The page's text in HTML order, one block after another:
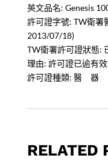
英文品名: Genesis
許可證字號: TW衛署
2013/07/18)
TW衛署許可證狀態:
理由: 許可證已逾有
許可證種類: 醫 器
RELATED